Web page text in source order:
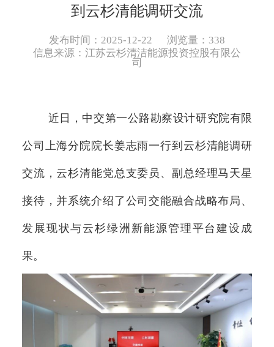
公示公告
基本信息
所属企业
苏交控如东海上风力发电有限公司
云杉绿洲
联系我们
到云杉清能调研交流
发布时间：2025-12-22
浏览量：338
信息来源： 江苏云杉清洁能源投资控股有限公
司
近日，中交第一公路勘察设计研究院有限
公司上海分院院长姜志雨一行到云杉清能调研
交流，云杉清能党总支委员、副总经理马天星
接待，并系统介绍了公司交能融合战略布局、
发展现状与云杉绿洲新能源管理平台建设成
果。